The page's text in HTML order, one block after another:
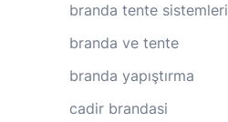
branda tente sistemleri
branda ve tente
branda yapıştırma
cadir brandasi